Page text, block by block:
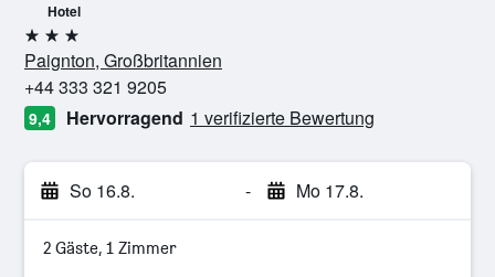
Hotel
3 Sterne
Paignton, Großbritannien
+44 333 321 9205
9,4 Hervorragend 1 verifizierte Bewertung
So 16.8. - Mo 17.8.
2 Gäste, 1 Zimmer